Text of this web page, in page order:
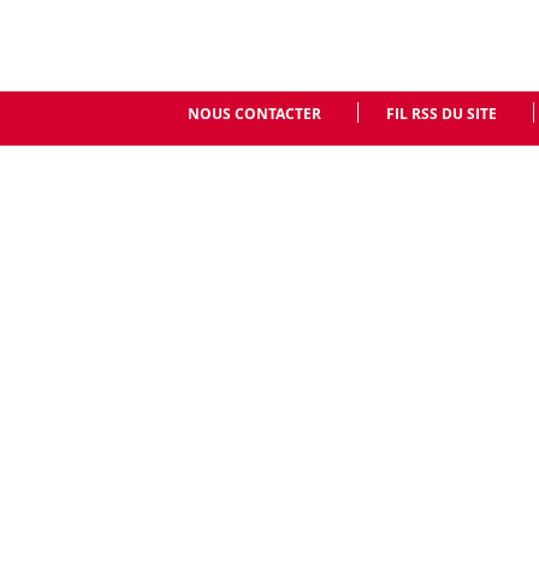
NOUS CONTACTER FIL RSS DU SITE